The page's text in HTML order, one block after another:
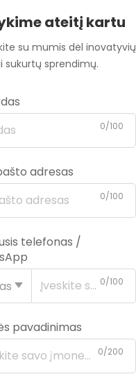
ateitį kartu
su mumis dėl inovatyvių
sukurtų sprendimų.
0/100
adresas
0/100
telefonas /
0/100
pavadinimas
0/200